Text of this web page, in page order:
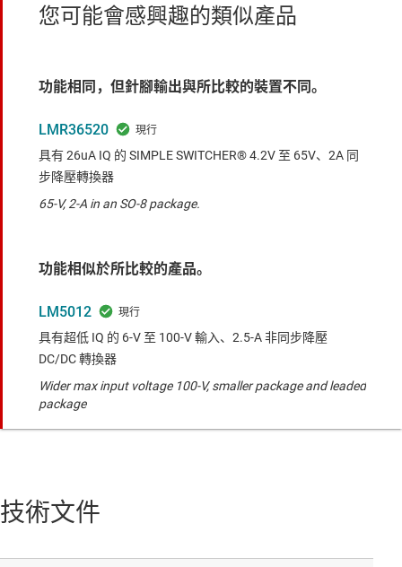
您可能會感興趣的類似產品
功能相同，但針腳輸出與所比較的裝置不同。
LMR36520
具有 26uA IQ 的 SIMPLE SWITCHER® 4.2V 至 65V、2A 同
步降壓轉換器
65-V, 2-A in an SO-8 package.
功能相似於所比較的產品。
LM5012
具有超低 IQ 的 6-V 至 100-V 輸入、2.5-A 非同步降壓
DC/DC 轉換器
Wider max input voltage 100-V, smaller package and leaded
package
技術文件